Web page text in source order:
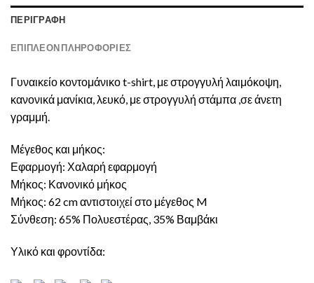
ΠΕΡΙΓΡΑΦΉ
ΕΠΙΠΛΈΟΝ ΠΛΗΡΟΦΟΡΊΕΣ
Γυναικείο κοντομάνικο t-shirt, με στρογγυλή λαιμόκοψη,
κανονικά μανίκια, λευκό, με στρογγυλή στάμπα ,σε άνετη
γραμμή.
Μέγεθος και μήκος:
Εφαρμογή: Χαλαρή εφαρμογή
Μήκος: Κανονικό μήκος
Μήκος: 62 cm αντιστοιχεί στο μέγεθος M
Σύνθεση: 65% Πολυεστέρας, 35% Βαμβάκι
Υλικό και φροντίδα: